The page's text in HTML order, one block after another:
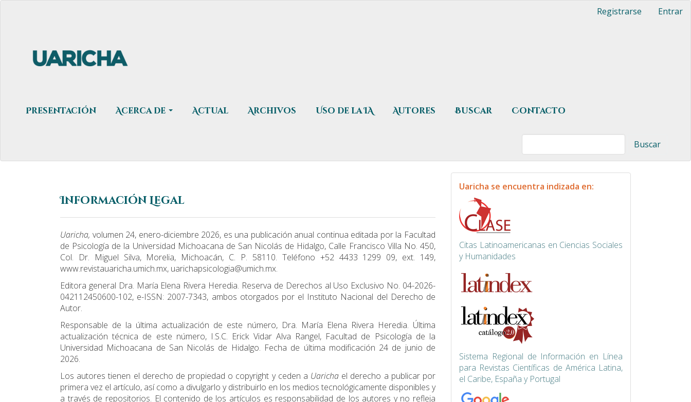
Barra
lateral
Registrarse Entrar
Presentación Acerca de Actual Archivos Uso de la IA Autores Buscar Contacto
Buscar
Información Legal
Uaricha, volumen 24, enero-diciembre 2026, es una publicación anual continua editada por la Facultad
de Psicología de la Universidad Michoacana de San Nicolás de Hidalgo, Calle Francisco Villa No. 450,
Col. Dr. Miguel Silva, Morelia, Michoacán, C. P. 58110. Teléfono +52 4433 1299 09, ext. 149,
www.revistauaricha.umich.mx, uarichapsicologia@umich.mx.
Editora general Dra. María Elena Rivera Heredia. Reserva de Derechos al Uso Exclusivo No. 04-2026-
042112450600-102, e-ISSN: 2007-7343, ambos otorgados por el Instituto Nacional del Derecho de
Autor.
Responsable de la última actualización de este número, Dra. María Elena Rivera Heredia. Última
actualización técnica de este número, I.S.C. Erick Vidar Alva Rangel, Facultad de Psicología de la
Universidad Michoacana de San Nicolás de Hidalgo. Fecha de última modificación 24 de junio de
2026.
Los autores tienen el derecho de propiedad o copyright y ceden a Uaricha el derecho a publicar por
primera vez el artículo, así­ como a divulgarlo y distribuirlo en los medios tecnológicamente disponibles y
a través de repositorios. El contenido de los artículos es responsabilidad de los autores y no refleja
indexacion
Uaricha se encuentra indizada en:
Citas Latinoamericanas en Ciencias Sociales
y Humanidades
Sistema Regional de Información en Línea
para Revistas Científicas de América Latina,
el Caribe, España y Portugal